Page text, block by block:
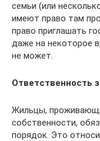
семьи (или
имеют право там
право приглашать
даже на некоторое
не может.
Ответственность
Жильцы,
собственности,
порядок. Это